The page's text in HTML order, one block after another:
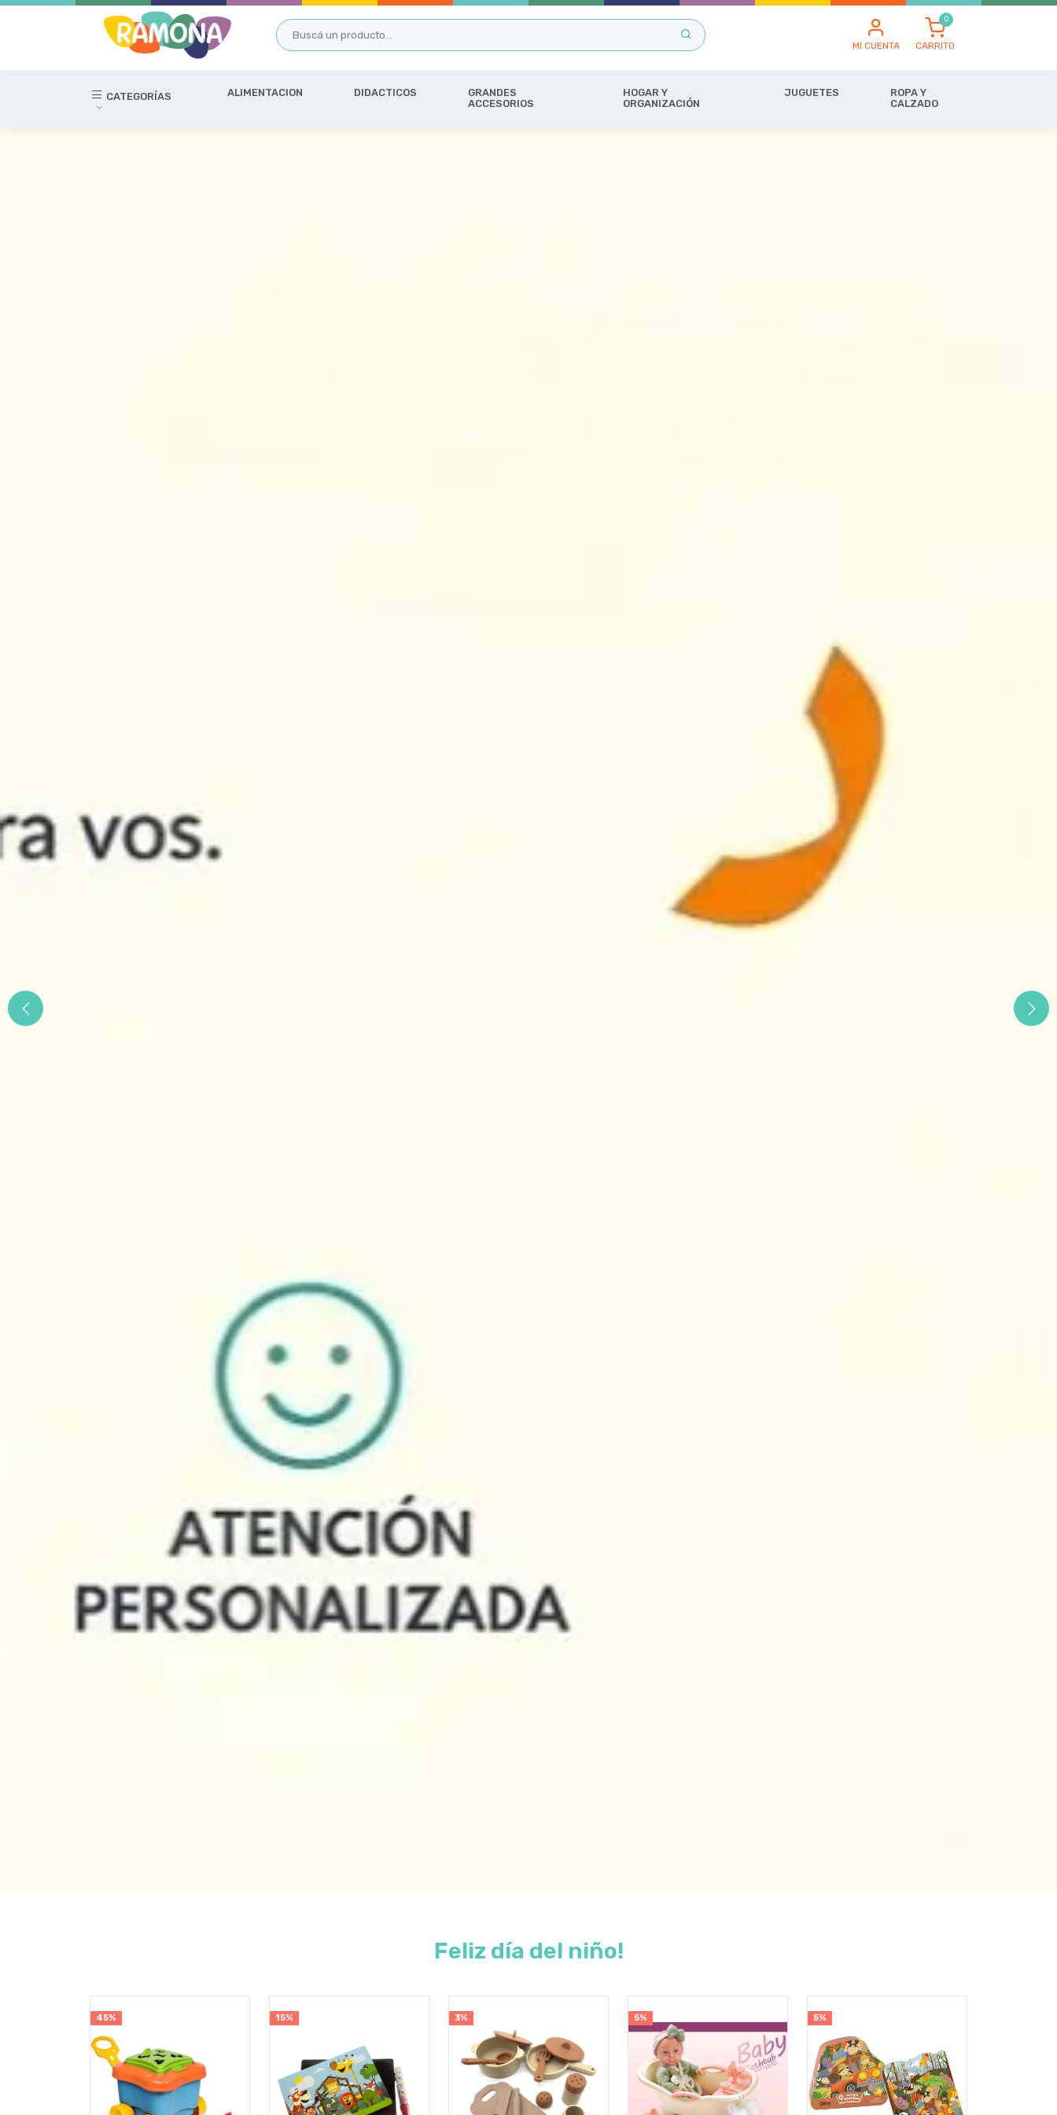
MI CUENTA CARRITO
CATEGORÍAS ALIMENTACION DIDACTICOS
GRANDES
ACCESORIOS
HOGAR Y
ORGANIZACIÓN
JUGUETES
ROPA Y
CALZADO
Feliz día del niño!
45% 15% 3% 5% 5%